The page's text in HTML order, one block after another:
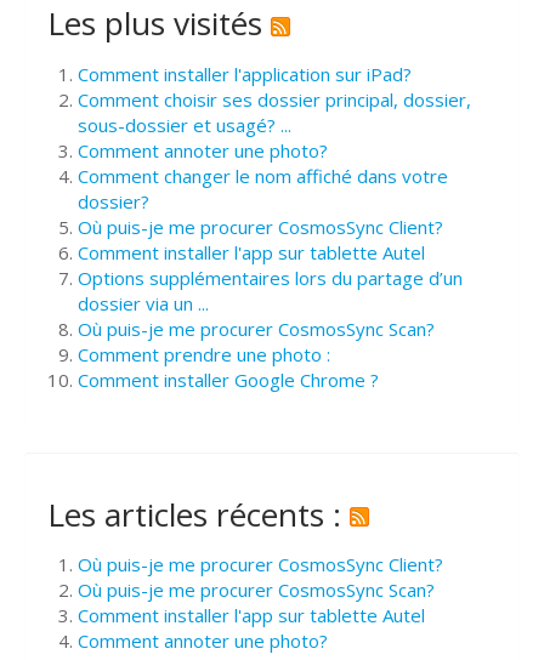
Les plus visités
Comment installer l'application sur iPad?
Comment choisir ses dossier principal, dossier,
sous-dossier et usagé? ...
Comment annoter une photo?
Comment changer le nom affiché dans votre
dossier?
Où puis-je me procurer CosmosSync Client?
Comment installer l'app sur tablette Autel
Options supplémentaires lors du partage d’un
dossier via un ...
Où puis-je me procurer CosmosSync Scan?
Comment prendre une photo :
Comment installer Google Chrome ?
Les articles récents :
Où puis-je me procurer CosmosSync Client?
Où puis-je me procurer CosmosSync Scan?
Comment installer l'app sur tablette Autel
Comment annoter une photo?